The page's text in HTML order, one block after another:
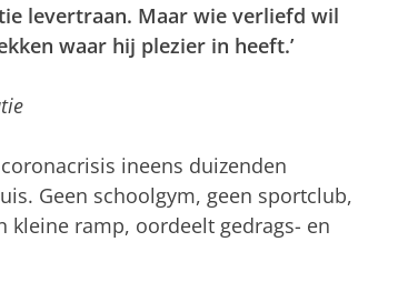
levertraan. Maar wie verliefd wil
waar hij plezier in heeft.’
ineens duizenden
Geen schoolgym, geen sportclub,
kleine ramp, oordeelt gedrags- en